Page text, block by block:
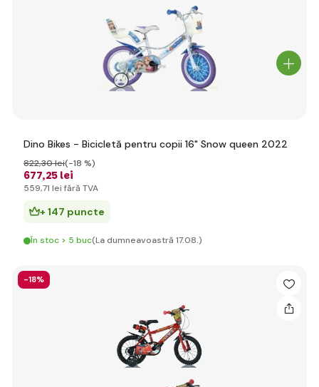
Dino Bikes - Bicicletă pentru copii 16" Snow queen 2022
677,25 lei
822,30 lei(-18 %)
559,71 lei fără TVA
+ 147 puncte
În stoc > 5 buc(La dumneavoastră 17.08.)
-18%